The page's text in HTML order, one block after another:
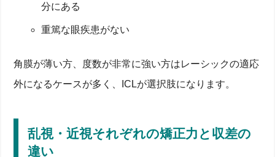
分にある
重篤な眼疾患がない
角膜が薄い方、度数が非常に強い方はレーシックの適応
外になるケースが多く、ICLが選択肢になります。
乱視・近視それぞれの矯正力と収差の
違い